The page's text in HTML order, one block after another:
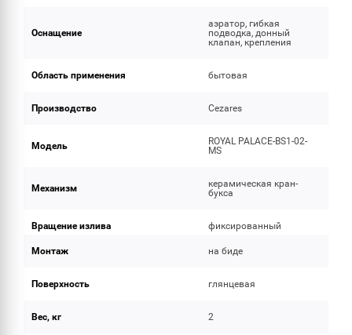
Оснащение
аэратор, гибкая
подводка, донный
клапан, крепления
Область применения бытовая
Производство Cezares
Модель
ROYAL PALACE-BS1-02-
MS
Механизм
керамическая кран-
букса
Вращение излива фиксированный
Монтаж на биде
Поверхность глянцевая
Вес, кг 2